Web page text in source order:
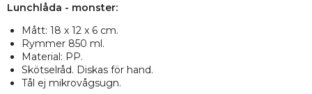
Lunchlåda - monster:
Mått: 18 x 12 x 6 cm.
Rymmer 850 ml.
Material: PP.
Skötselråd. Diskas för hand.
Tål ej mikrovågsugn.